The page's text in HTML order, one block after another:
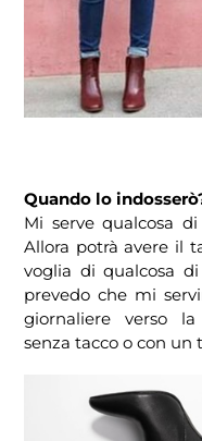
Quando lo
Mi serve qualcosa
Allora potrà avere il
voglia di qualcosa
prevedo che mi
giornaliere verso
senza tacco o con un